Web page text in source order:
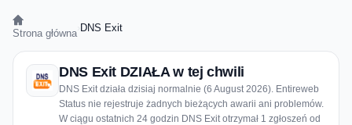
Strona główna DNS Exit
DNS Exit DZIAŁA w tej chwili
DNS Exit działa dzisiaj normalnie (6 August 2026). Entireweb
Status nie rejestruje żadnych bieżących awarii ani problemów.
W ciągu ostatnich 24 godzin DNS Exit otrzymał 1 zgłoszeń od